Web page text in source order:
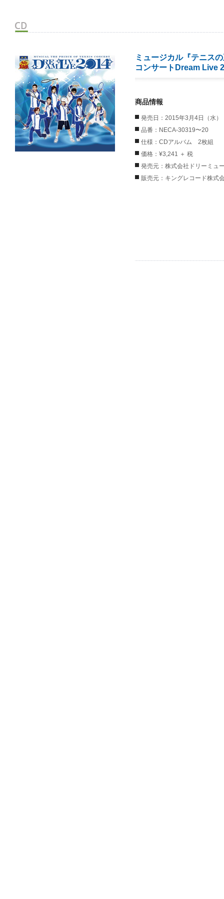
ミュージカル『テニス
コンサートDream Live
商品情報
発売日：2015年3月4日（水）
品番：NECA-30319〜20
仕様：CDアルバム 2枚組
価格：¥3,241 ＋ 税
発売元：株式会社ドリーミュ
販売元：キングレコード株式